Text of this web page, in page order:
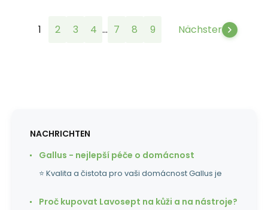
1 2 3 4 ... 7 8 9 Nächster
NACHRICHTEN
Gallus - nejlepší péče o domácnost
⭐ Kvalita a čistota pro vaši domácnost Gallus je
Proč kupovat Lavosept na kůži a na nástroje?